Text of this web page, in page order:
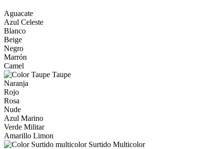
Aguacate
Azul Celeste
Blanco
Beige
Negro
Marrón
Camel
Taupe
Naranja
Rojo
Rosa
Nude
Azul Marino
Verde Militar
Amarillo Limon
Surtido Multicolor